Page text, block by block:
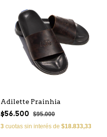
Adilette Prainhia
$56.500
$95.000
3 cuotas sin interés de $18.833,33